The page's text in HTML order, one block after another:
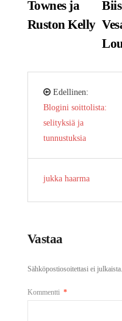
Townes ja
Ruston Kelly
Edellinen:
Blogini soittolista:
selityksiä ja
tunnustuksia
jukka haarma
Vastaa
Sähköpostiosoitettasi ei julkaista.
Kommentti *